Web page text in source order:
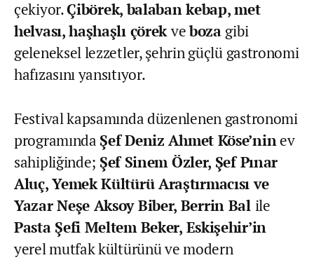
çekiyor.Çibörek, balaban kebap, met
helvası, haşhaşlı çörekveboza gibi
geleneksel lezzetler, şehrin güçlü gastronomi
hafızasını yansıtıyor.
Festival kapsamında düzenlenen gastronomi
programında Şef Deniz Ahmet Köse’ninev
sahipliğinde; Şef Sinem Özler, Şef Pınar
Aluç, Yemek Kültürü Araştırmacısı ve
Yazar Neşe Aksoy Biber, Berrin Bal ile
Pasta Şefi Meltem Beker, Eskişehir’in
yerel mutfak kültürünü ve modern